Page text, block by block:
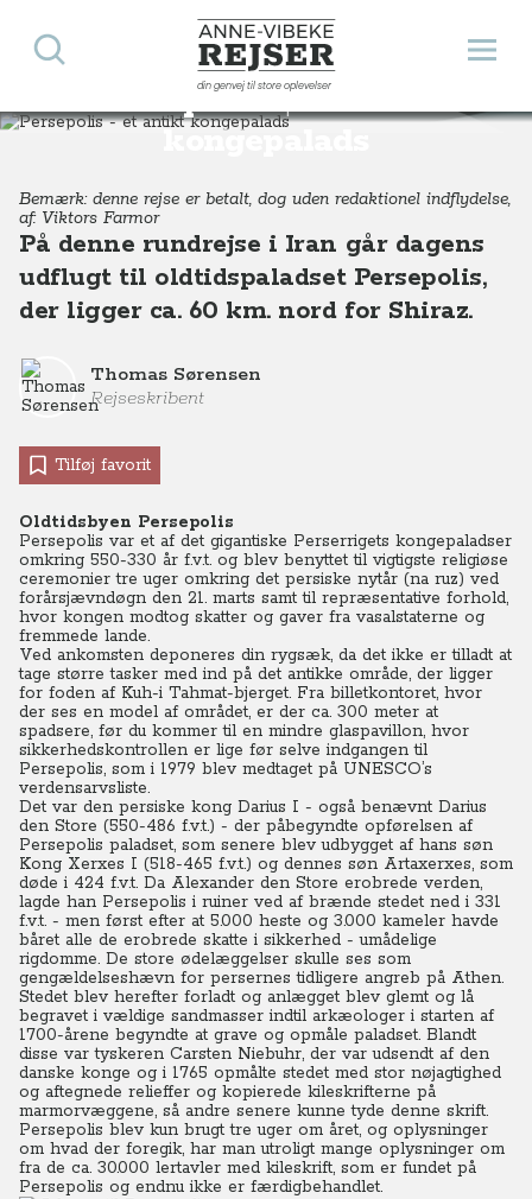
Anne-Vibeke Rejser
din genvej til store oplevelser
Åbn
Søg
Persepolis - et antikt
kongepalads
Destinationer Asien Iran Persepolis - et antikt kongepalads
Bemærk: denne rejse er betalt, dog uden redaktionel indflydelse,
af: Viktors Farmor
På denne rundrejse i Iran går dagens
udflugt til oldtidspaladset Persepolis,
der ligger ca. 60 km. nord for Shiraz.
Thomas Sørensen
Rejseskribent
Tilføj favorit
Oldtidsbyen Persepolis
Persepolis var et af det gigantiske Perserrigets kongepaladser
omkring 550-330 år f.v.t. og blev benyttet til vigtigste religiøse
ceremonier tre uger omkring det persiske nytår (na ruz) ved
forårsjævndøgn den 21. marts samt til repræsentative forhold,
hvor kongen modtog skatter og gaver fra vasalstaterne og
fremmede lande.
Ved ankomsten deponeres din rygsæk, da det ikke er tilladt at
tage større tasker med ind på det antikke område, der ligger
for foden af Kuh-i Tahmat-bjerget. Fra billetkontoret, hvor
der ses en model af området, er der ca. 300 meter at
spadsere, før du kommer til en mindre glaspavillon, hvor
sikkerhedskontrollen er lige før selve indgangen til
Persepolis, som i 1979 blev medtaget på UNESCO’s
verdensarvsliste.
Det var den persiske kong Darius I - også benævnt Darius
den Store (550-486 f.v.t.) - der påbegyndte opførelsen af
Persepolis paladset, som senere blev udbygget af hans søn
Kong Xerxes I (518-465 f.v.t.) og dennes søn Artaxerxes, som
døde i 424 f.v.t. Da Alexander den Store erobrede verden,
lagde han Persepolis i ruiner ved af brænde stedet ned i 331
f.v.t. - men først efter at 5.000 heste og 3.000 kameler havde
båret alle de erobrede skatte i sikkerhed - umådelige
rigdomme. De store ødelæggelser skulle ses som
gengældelseshævn for persernes tidligere angreb på Athen.
Stedet blev herefter forladt og anlægget blev glemt og lå
begravet i vældige sandmasser indtil arkæologer i starten af
1700-årene begyndte at grave og opmåle paladset. Blandt
disse var tyskeren Carsten Niebuhr, der var udsendt af den
danske konge og i 1765 opmålte stedet med stor nøjagtighed
og aftegnede relieffer og kopierede kileskrifterne på
marmorvæggene, så andre senere kunne tyde denne skrift.
Persepolis blev kun brugt tre uger om året, og oplysninger
om hvad der foregik, har man utroligt mange oplysninger om
fra de ca. 30.000 lertavler med kileskrift, som er fundet på
Persepolis og endnu ikke er færdigbehandlet.